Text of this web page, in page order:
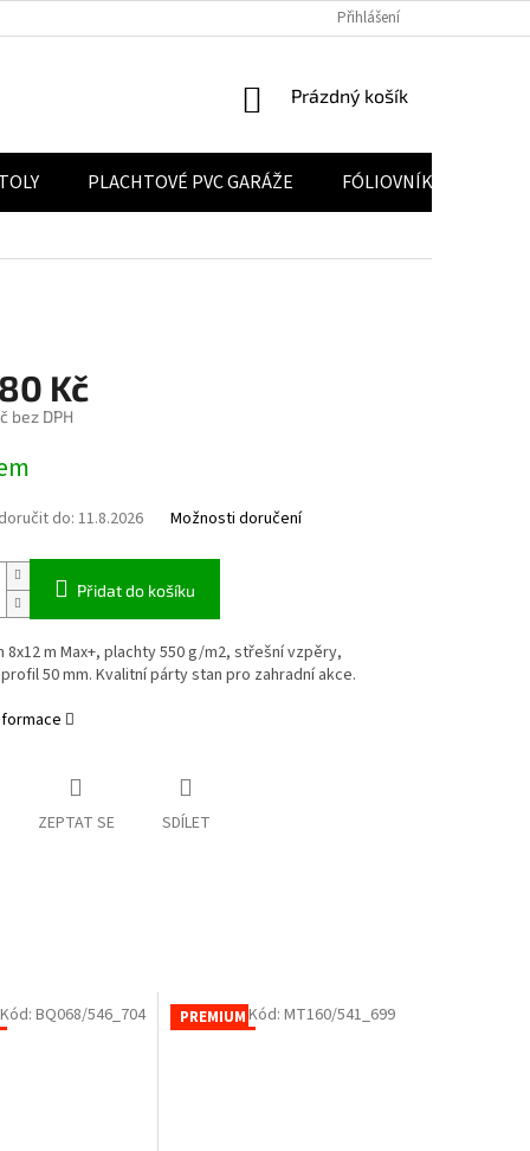
POUČENÍ O PRÁVU NA ODSTOUPENÍ OD SMLOUVY
Přihlášení
NÁKUPNÍ KOŠÍK
Prázdný košík
PLACHTOVÉ PVC GARÁŽE FÓLIOVNÍKY
Kč
bez DPH
do: 11.8.2026 Možnosti doručení
Přidat do košíku
8x12 m Max+, plachty 550 g/m2, střešní vzpěry,
50 mm. Kvalitní párty stan pro zahradní akce.
ZEPTAT SE SDÍLET
Kód:BQ068/546_704 PREMIUMKód: MT160/541_699